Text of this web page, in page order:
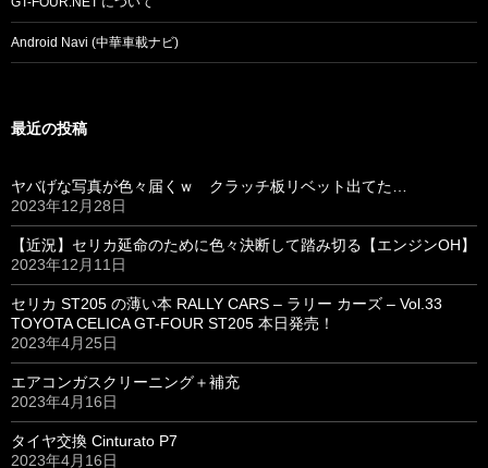
Android Navi (中華車載ナビ)
最近の投稿
ヤバげな写真が色々届くｗ クラッチ板リベット出てた…
2023年12月28日
【近況】セリカ延命のために色々決断して踏み切る【エンジンOH】
2023年12月11日
セリカ ST205 の薄い本 RALLY CARS – ラリー カーズ – Vol.33
TOYOTA CELICA GT-FOUR ST205 本日発売！
2023年4月25日
エアコンガスクリーニング＋補充
2023年4月16日
タイヤ交換 Cinturato P7
2023年4月16日